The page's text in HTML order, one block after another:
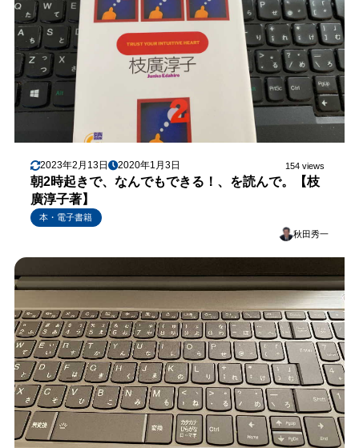
2023年2月13日 2020年1月3日 154 views
朝2時起きで、なんでもできる！、を読んで。【枝
廣淳子著】
本・電子書籍
秋田秀一